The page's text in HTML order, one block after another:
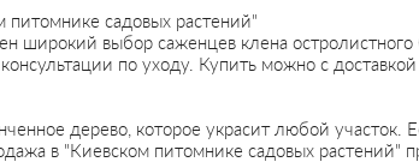
садовых растений"
широкий выбор саженцев клена
по уходу. Купить можно с
дерево, которое украсит любой участок.
в "Киевском питомнике садовых растений"